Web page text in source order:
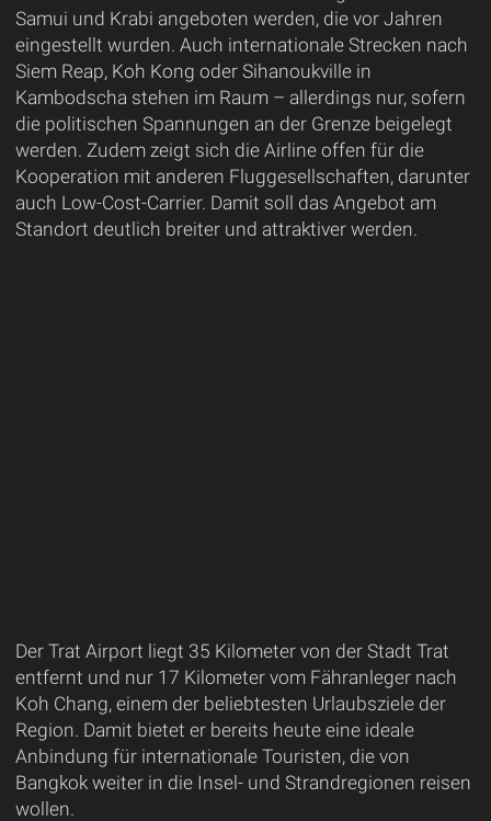
Samui und Krabi angeboten werden, die vor Jahren
eingestellt wurden. Auch internationale Strecken nach
Siem Reap, Koh Kong oder Sihanoukville in
Kambodscha stehen im Raum – allerdings nur, sofern
die politischen Spannungen an der Grenze beigelegt
werden. Zudem zeigt sich die Airline offen für die
Kooperation mit anderen Fluggesellschaften, darunter
auch Low-Cost-Carrier. Damit soll das Angebot am
Standort deutlich breiter und attraktiver werden.
Der Trat Airport liegt 35 Kilometer von der Stadt Trat
entfernt und nur 17 Kilometer vom Fähranleger nach
Koh Chang, einem der beliebtesten Urlaubsziele der
Region. Damit bietet er bereits heute eine ideale
Anbindung für internationale Touristen, die von
Bangkok weiter in die Insel- und Strandregionen reisen
wollen.